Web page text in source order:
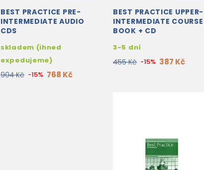
BEST PRACTICE PRE-
INTERMEDIATE AUDIO
CDS
skladem (ihned
expedujeme)
904 Kč -15% 768 Kč
BEST PRACTICE UPPER-
INTERMEDIATE COURSE
BOOK + CD
3-5 dní
455 Kč -15% 387 Kč